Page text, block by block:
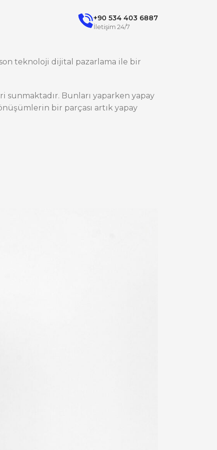
+90 534 403 6887
İletişim 24/7
teknoloji dijital pazarlama ile bir
Bunları yaparken yapay
bir parçası artık yapay